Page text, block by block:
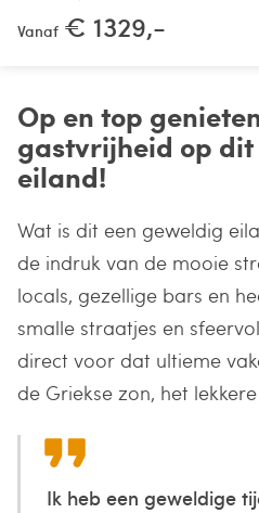
Vanaf € 1329,-
Op en top
gastvrijheid op
eiland!
Wat is dit een geweldig
de indruk van de mooie
locals, gezellige bars en
smalle straatjes en
direct voor dat ultieme
de Griekse zon, het lekkere
Ik heb een geweldige